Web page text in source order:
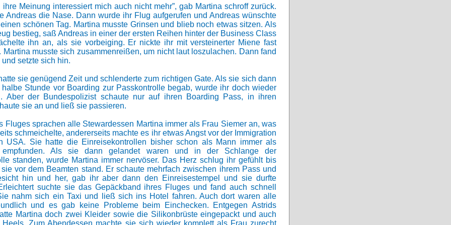
Meinung interessiert mich auch nicht mehr”, gab Martina schroff zurück.
Andreas die Nase. Dann wurde ihr Flug aufgerufen und Andreas wünschte
schönen Tag. Martina musste Grinsen und blieb noch etwas sitzen. Als
bestieg, saß Andreas in einer der ersten Reihen hinter der Business Class
ihn an, als sie vorbeiging. Er nickte ihr mit versteinerter Miene fast
Martina musste sich zusammenreißen, um nicht laut loszulachen. Dann fand
setzte sich hin.
sie genügend Zeit und schlenderte zum richtigen Gate. Als sie sich dann
Stunde vor Boarding zur Passkontrolle begab, wurde ihr doch wieder
Aber der Bundespolizist schaute nur auf ihren Boarding Pass, in ihren
sie an und ließ sie passieren.
Fluges sprachen alle Stewardessen Martina immer als Frau Siemer an, was
schmeichelte, andererseits machte es ihr etwas Angst vor der Immigration
USA. Sie hatte die Einreisekontrollen bisher schon als Mann immer als
empfunden. Als sie dann gelandet waren und in der Schlange der
standen, wurde Martina immer nervöser. Das Herz schlug ihr gefühlt bis
vor dem Beamten stand. Er schaute mehrfach zwischen ihrem Pass und
hin und her, gab ihr aber dann den Einreisestempel und sie durfte
suchte sie das Gepäckband ihres Fluges und fand auch schnell
nahm sich ein Taxi und ließ sich ins Hotel fahren. Auch dort waren alle
und es gab keine Probleme beim Einchecken. Entgegen Astrids
Martina doch zwei Kleider sowie die Silikonbrüste eingepackt und auch